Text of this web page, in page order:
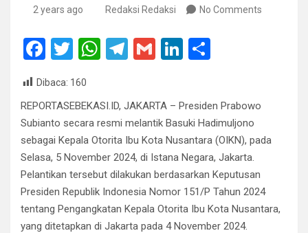
2 years ago Redaksi Redaksi No Comments
F
ce
b
o
o
k
T
tt
er
W
s
A
p
p
T
gr
a
m
G
Li
dI
n
e
Dibaca: 160
REPORTASEBEKASI.ID, JAKARTA – Presiden Prabowo
Subianto secara resmi melantik Basuki Hadimuljono
sebagai Kepala Otorita Ibu Kota Nusantara (OIKN), pada
Selasa, 5 November 2024, di Istana Negara, Jakarta.
Pelantikan tersebut dilakukan berdasarkan Keputusan
Presiden Republik Indonesia Nomor 151/P Tahun 2024
tentang Pengangkatan Kepala Otorita Ibu Kota Nusantara,
yang ditetapkan di Jakarta pada 4 November 2024.